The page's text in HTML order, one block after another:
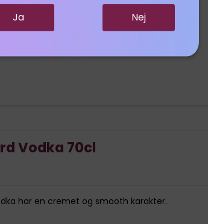
Ja Nej
Vodka 70cl
har en cremet og smooth karakter.